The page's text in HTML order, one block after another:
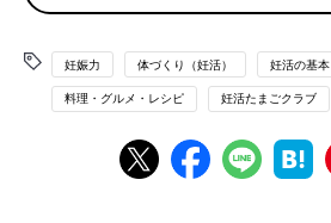
妊娠力 体づくり（妊活） 妊活の基本
料理・グルメ・レシピ 妊活たまごクラブ